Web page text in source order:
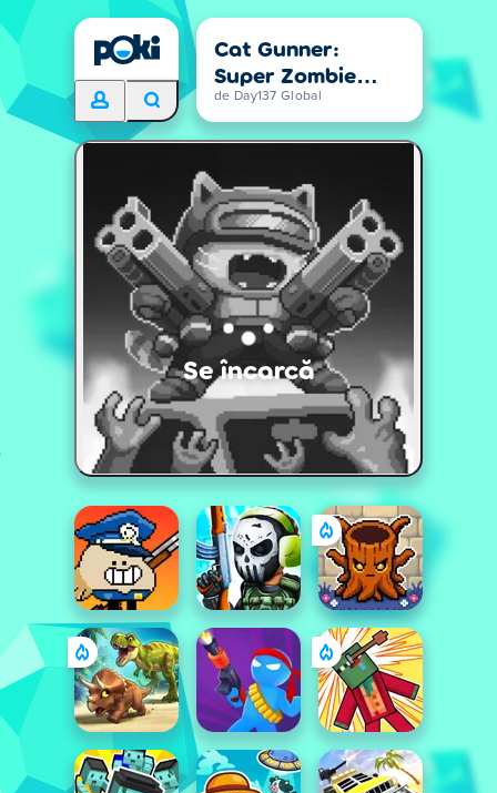
Cat Gunner:
Super Zombie
Shoot
de Day137 Global
Se încarcă